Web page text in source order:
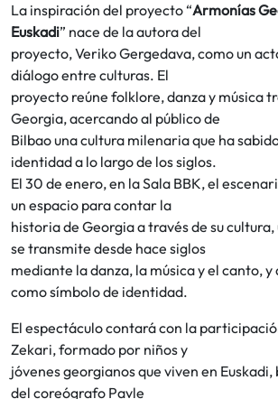
La inspiración del proyecto “Armonías
Euskadi” nace de la autora del
proyecto, Veriko Gergedava, como un
diálogo entre culturas. El
proyecto reúne folklore, danza y música
Georgia, acercando al público de
Bilbao una cultura milenaria que ha
identidad a lo largo de los siglos.
El 30 de enero, en la Sala BBK, el
un espacio para contar la
historia de Georgia a través de su
se transmite desde hace siglos
mediante la danza, la música y el canto, y
como símbolo de identidad.
El espectáculo contará con la
Zekari, formado por niños y
jóvenes georgianos que viven en
del coreógrafo Pavle